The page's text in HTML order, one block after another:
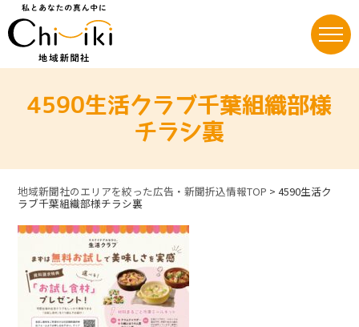
content4590生活クラブ千葉組織部様
チラシ裏
地域新聞社のエリアを絞った広告・新聞折込情報TOP >4590生活ク
ラブ千葉組織部様チラシ裏